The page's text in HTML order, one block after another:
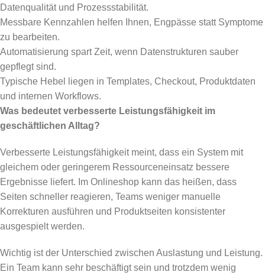
Datenqualität und Prozessstabilität.
Messbare Kennzahlen helfen Ihnen, Engpässe statt Symptome
zu bearbeiten.
Automatisierung spart Zeit, wenn Datenstrukturen sauber
gepflegt sind.
Typische Hebel liegen in Templates, Checkout, Produktdaten
und internen Workflows.
Was bedeutet verbesserte Leistungsfähigkeit im
geschäftlichen Alltag?
Verbesserte Leistungsfähigkeit meint, dass ein System mit
gleichem oder geringerem Ressourceneinsatz bessere
Ergebnisse liefert. Im Onlineshop kann das heißen, dass
Seiten schneller reagieren, Teams weniger manuelle
Korrekturen ausführen und Produktseiten konsistenter
ausgespielt werden.
Wichtig ist der Unterschied zwischen Auslastung und Leistung.
Ein Team kann sehr beschäftigt sein und trotzdem wenig